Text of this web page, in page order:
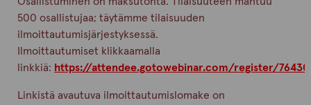
500 osallistujaa; täytämme tilaisuuden
ilmoittautumisjärjestyksessä.
Ilmoittautumiset klikkaamalla
linkkiä: https://attendee.gotowebinar.com/register/
Linkistä avautuva ilmoittautumislomake on